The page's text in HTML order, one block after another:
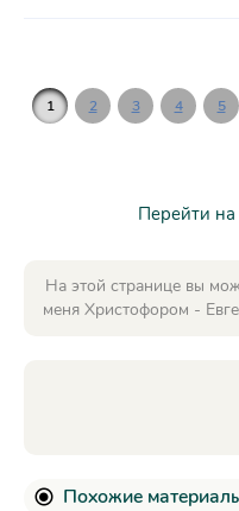
1 2 3 4 5
Перейти на
На этой странице вы
меня Христофором -
Похожие